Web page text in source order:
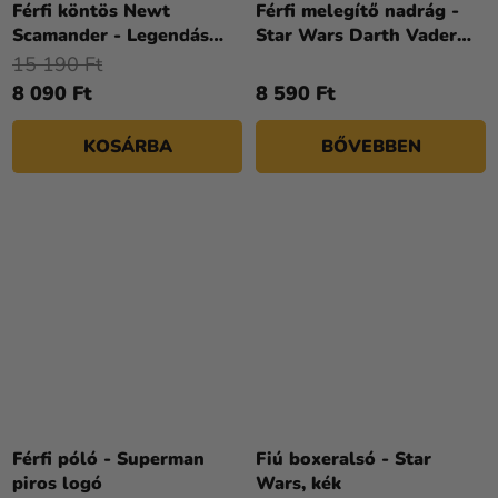
Férfi köntös Newt
Scamander - Legendás
állatok
8 090 Ft
15 190 Ft
KOSÁRBA
Férfi melegítő nadrág -
Star Wars Darth Vader
8 590 Ft
BŐVEBBEN
Férfi póló - Superman
piros logó
Fiú boxeralsó - Star
Wars, kék